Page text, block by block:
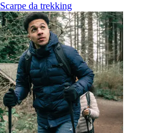
Scarpe da trekking